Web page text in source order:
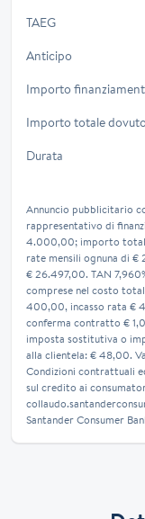
TAEG
Anticipo
Importo
Importo totale
Durata
Annuncio pubblicitario
rappresentativo di
4.000,00; importo
rate mensili ognuna di
€ 26.497,00. TAN
comprese nel costo
400,00, incasso rata €
conferma contratto €
imposta sostitutiva o
alla clientela: € 48,00.
Condizioni contrattuali
sul credito ai
Santander Consumer